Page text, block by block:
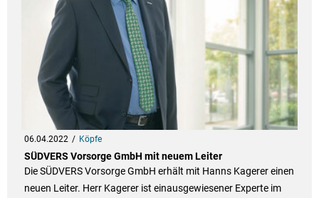
06.04.2022 Köpfe
SÜDVERS Vorsorge GmbH mit neuem Leiter
Die SÜDVERS Vorsorge GmbH erhält mit Hanns Kagerer einen
neuen Leiter. Herr Kagerer ist einausgewiesener Experte im